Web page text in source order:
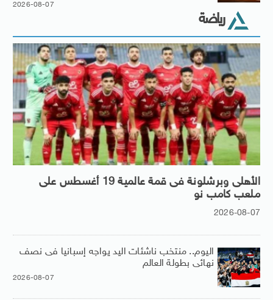
2026-08-07
رياضة
الأهلى وبرشلونة فى قمة عالمية 19 أغسطس على
ملعب كامب نو
2026-08-07
اليوم.. منتخب ناشئات اليد يواجه إسبانيا فى نصف
نهائى بطولة العالم
2026-08-07